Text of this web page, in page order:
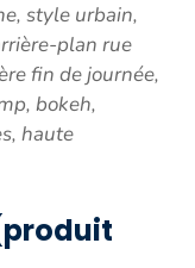
style urbain,
plan rue
fin de journée,
bokeh,
haute